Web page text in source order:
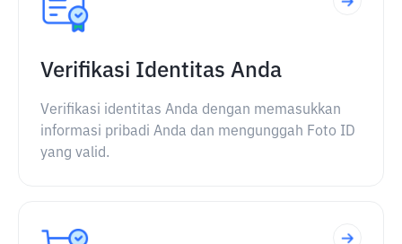
Verifikasi Identitas Anda
Verifikasi identitas Anda dengan memasukkan
informasi pribadi Anda dan mengunggah Foto ID
yang valid.